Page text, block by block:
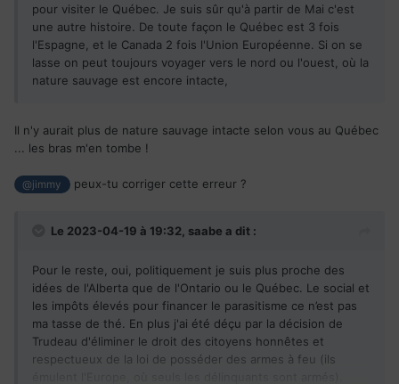
pour visiter le Québec. Je suis sûr qu'à partir de Mai c'est
une autre histoire. De toute façon le Québec est 3 fois
l'Espagne, et le Canada 2 fois l'Union Européenne. Si on se
lasse on peut toujours voyager vers le nord ou l'ouest, où la
nature sauvage est encore intacte,
Il n'y aurait plus de nature sauvage intacte selon vous au Québec
... les bras m'en tombe !
@jimmy peux-tu corriger cette erreur ?
Le 2023-04-19 à 19:32, saabe a dit :
Pour le reste, oui, politiquement je suis plus proche des
idées de l'Alberta que de l'Ontario ou le Québec. Le social et
les impôts élevés pour financer le parasitisme ce n’est pas
ma tasse de thé. En plus j'ai été déçu par la décision de
Trudeau d'éliminer le droit des citoyens honnêtes et
respectueux de la loi de posséder des armes à feu (ils